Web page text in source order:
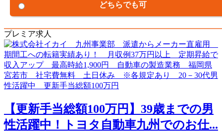
どちらでも可
プレミア求人
【更新手当総額100万円】39歳までの男
性活躍中！トヨタ自動車九州でのお仕...